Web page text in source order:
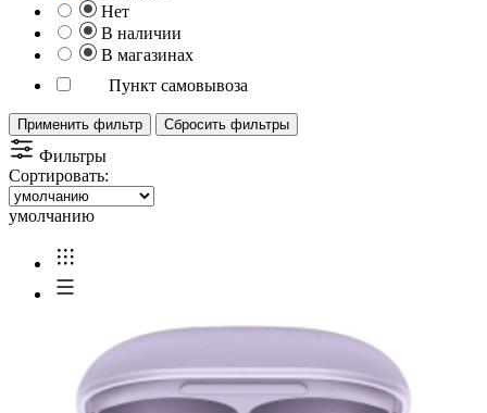
Нет
В наличии
В магазинах
Пункт самовывоза
Применить фильтр Сбросить фильтры
Фильтры
Сортировать:
умолчанию